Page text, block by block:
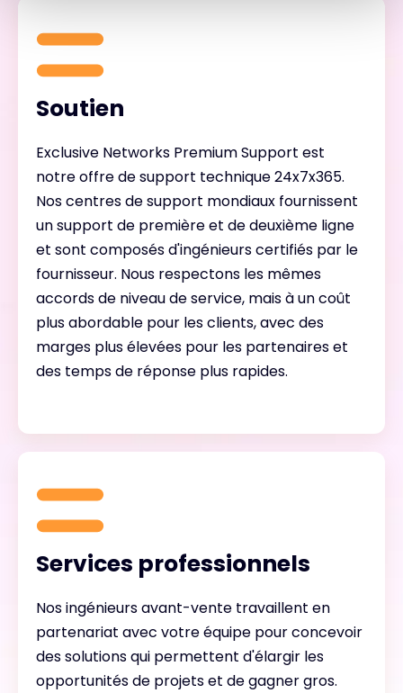
Soutien
Exclusive Networks Premium Support est
notre offre de support technique 24x7x365.
Nos centres de support mondiaux fournissent
un support de première et de deuxième ligne
et sont composés d'ingénieurs certifiés par le
fournisseur. Nous respectons les mêmes
accords de niveau de service, mais à un coût
plus abordable pour les clients, avec des
marges plus élevées pour les partenaires et
des temps de réponse plus rapides.
Services professionnels
Nos ingénieurs avant-vente travaillent en
partenariat avec votre équipe pour concevoir
des solutions qui permettent d'élargir les
opportunités de projets et de gagner gros.